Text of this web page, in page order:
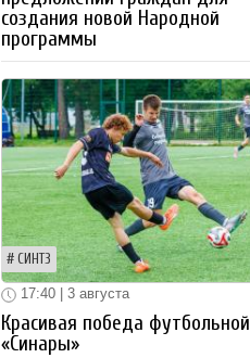
создания новой Народной
программы
СИНТЗ
17:40 | 3 августа
Красивая победа футбольной
«Синары»